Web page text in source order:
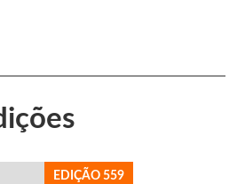
EDIÇÃO 559